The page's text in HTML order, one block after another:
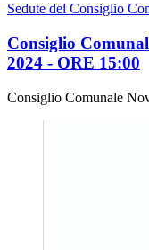
Sedute del Consiglio
Consiglio
2024 - ORE 15:00
Consiglio Comunale